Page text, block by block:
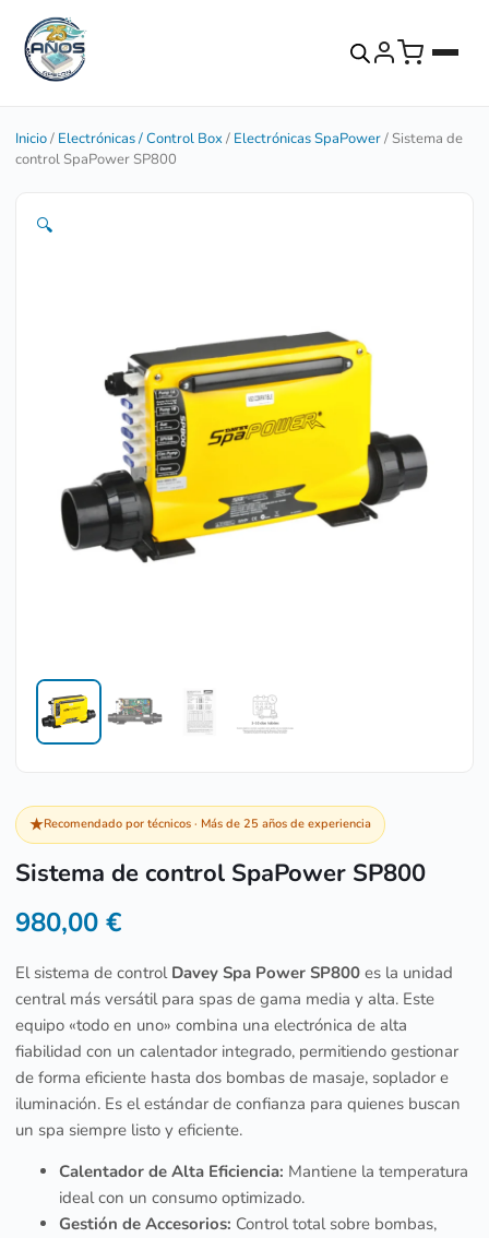
Inicio/ Electrónicas / Control Box/ Electrónicas SpaPower/ Sistema de
control SpaPower SP800
🔍
★Recomendado por técnicos · Más de 25 años de experiencia
Sistema de control SpaPower SP800
980,00 €
El sistema de control Davey Spa Power SP800 es la unidad
central más versátil para spas de gama media y alta. Este
equipo «todo en uno» combina una electrónica de alta
fiabilidad con un calentador integrado, permitiendo gestionar
de forma eficiente hasta dos bombas de masaje, soplador e
iluminación. Es el estándar de confianza para quienes buscan
un spa siempre listo y eficiente.
Calentador de Alta Eficiencia: Mantiene la temperatura
ideal con un consumo optimizado.
Gestión de Accesorios: Control total sobre bombas,